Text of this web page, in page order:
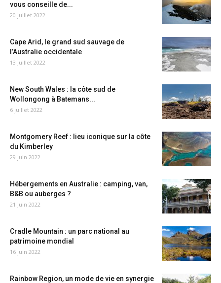
vous conseille de...
20 juillet 2022
Cape Arid, le grand sud sauvage de
l’Australie occidentale
13 juillet 2022
New South Wales : la côte sud de
Wollongong à Batemans...
6 juillet 2022
Montgomery Reef : lieu iconique sur la côte
du Kimberley
29 juin 2022
Hébergements en Australie : camping, van,
B&B ou auberges ?
21 juin 2022
Cradle Mountain : un parc national au
patrimoine mondial
16 juin 2022
Rainbow Region, un mode de vie en synergie